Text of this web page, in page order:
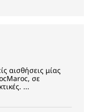
αισθήσεις μίας
σε
...